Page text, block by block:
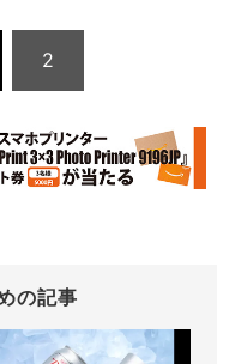
2
の記事